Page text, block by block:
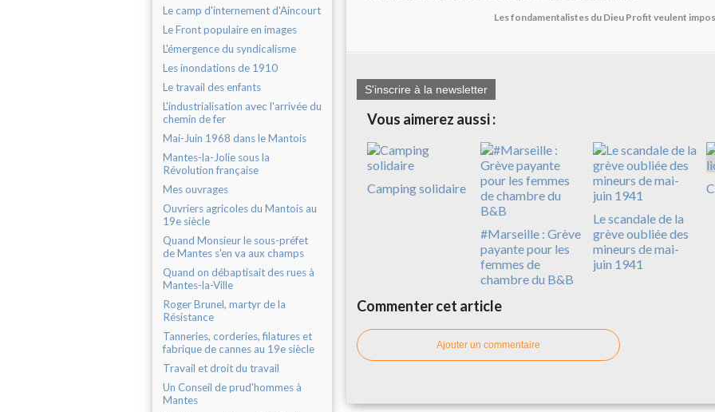
Le camp d'internement d'Aincourt
Le Front populaire en images
L'émergence du syndicalisme
Les inondations de 1910
Le travail des enfants
L'industrialisation avec l'arrivée du
chemin de fer
Mai-Juin 1968 dans le Mantois
Mantes-la-Jolie sous la
Révolution française
Mes ouvrages
Ouvriers agricoles du Mantois au
19e siècle
Quand Monsieur le sous-préfet
de Mantes s'en va aux champs
Quand on débaptisait des rues à
Mantes-la-Ville
Roger Brunel, martyr de la
Résistance
Tanneries, corderies, filatures et
fabrique de cannes au 19e siècle
Travail et droit du travail
Un Conseil de prud'hommes à
Mantes
Les fondamentalistes du Dieu Profit veulent
S'inscrire à la newsletter
Vous aimerez aussi :
Camping solidaire
#Marseille : Grève
payante pour les
femmes de
chambre du B&B
Le scandale de la
grève oubliée des
mineurs de mai-
juin 1941
Commenter cet article
Ajouter un commentaire